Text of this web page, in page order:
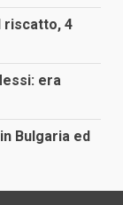
riscatto, 4
era
Bulgaria ed